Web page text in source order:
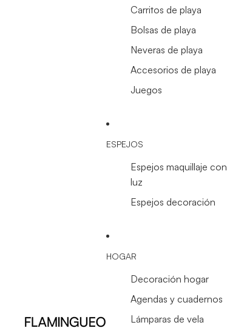
Carritos de playa
Bolsas de playa
Neveras de playa
Accesorios de playa
Juegos
ESPEJOS
Espejos maquillaje con
luz
Espejos decoración
HOGAR
Decoración hogar
Agendas y cuadernos
Lámparas de vela